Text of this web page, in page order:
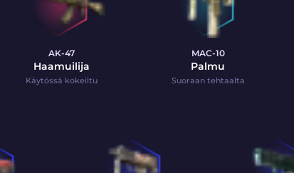
AK-47
Haamuilija
Käytössä kokeiltu
MAC-10
Palmu
Suoraan tehtaalta